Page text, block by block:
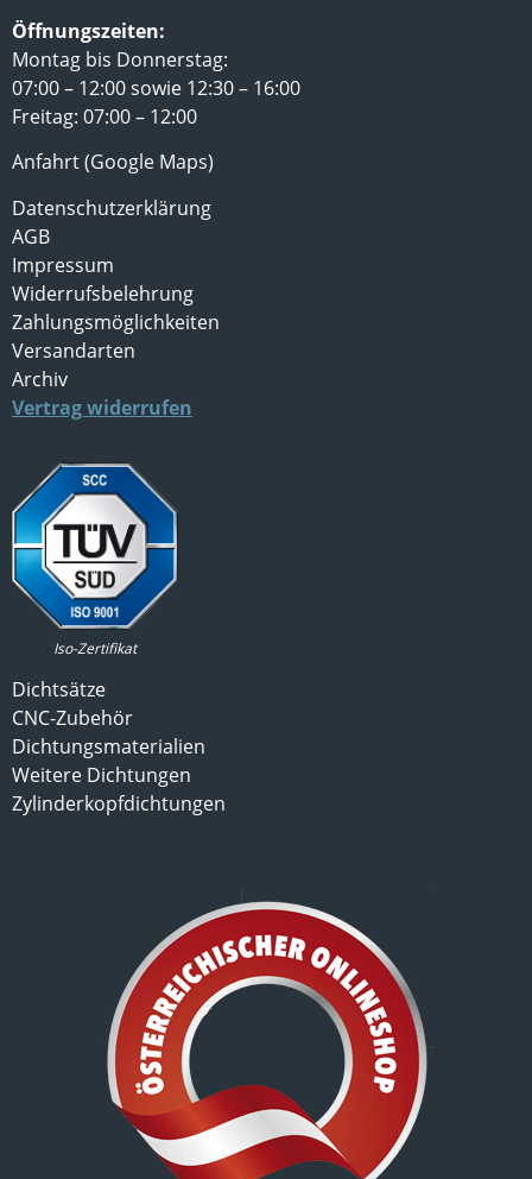
Öffnungszeiten:
Montag bis Donnerstag:
07:00 – 12:00 sowie 12:30 – 16:00
Freitag: 07:00 – 12:00
Anfahrt (Google Maps)
Datenschutzerklärung
AGB
Impressum
Widerrufsbelehrung
Zahlungsmöglichkeiten
Versandarten
Archiv
Vertrag widerrufen
Iso-Zertifikat
Dichtsätze
CNC-Zubehör
Dichtungsmaterialien
Weitere Dichtungen
Zylinderkopfdichtungen